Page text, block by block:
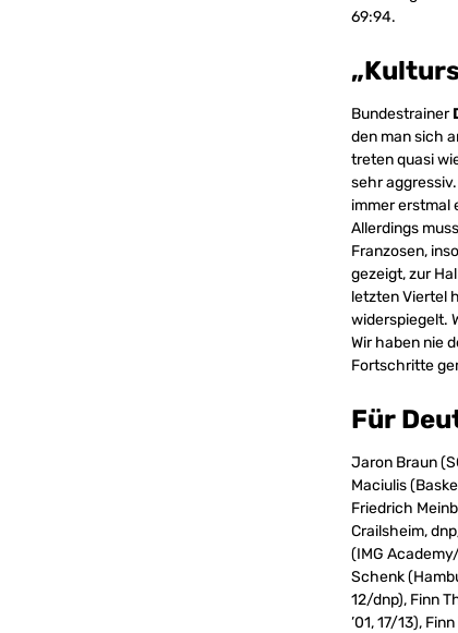
69:94.
Bundestrainer
den man sich
treten quasi
sehr
immer erstmal
Allerdings
Franzosen,
gezeigt, zur
letzten Viertel
widerspiegelt.
Wir haben nie
Fortschritte
Für
Jaron Braun
Maciulis
Friedrich
Crailsheim,
(IMG
Schenk
12/dnp), Finn
’01, 17/13),